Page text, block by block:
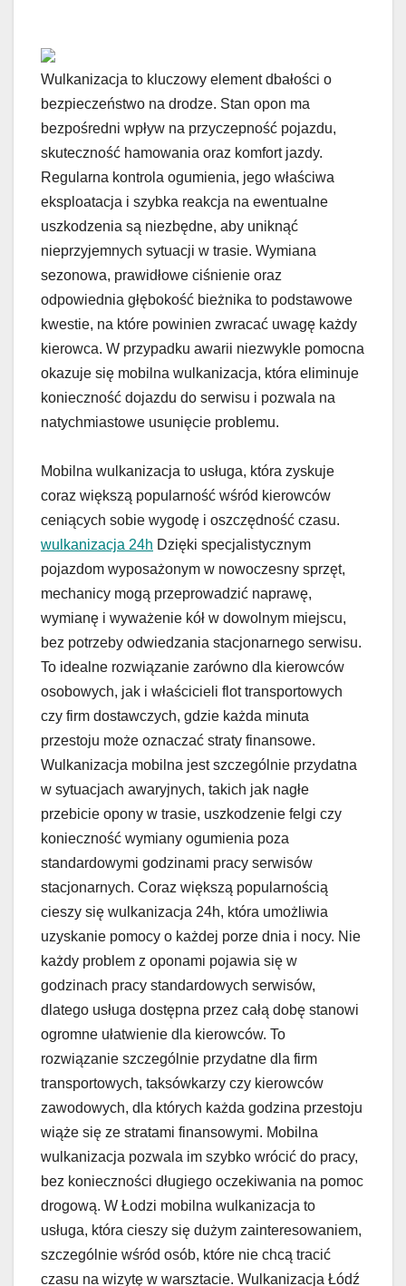
Wulkanizacja to kluczowy element dbałości o
bezpieczeństwo na drodze. Stan opon ma
bezpośredni wpływ na przyczepność pojazdu,
skuteczność hamowania oraz komfort jazdy.
Regularna kontrola ogumienia, jego właściwa
eksploatacja i szybka reakcja na ewentualne
uszkodzenia są niezbędne, aby uniknąć
nieprzyjemnych sytuacji w trasie. Wymiana
sezonowa, prawidłowe ciśnienie oraz
odpowiednia głębokość bieżnika to podstawowe
kwestie, na które powinien zwracać uwagę każdy
kierowca. W przypadku awarii niezwykle pomocna
okazuje się mobilna wulkanizacja, która eliminuje
konieczność dojazdu do serwisu i pozwala na
natychmiastowe usunięcie problemu.
Mobilna wulkanizacja to usługa, która zyskuje
coraz większą popularność wśród kierowców
ceniących sobie wygodę i oszczędność czasu.
wulkanizacja 24h Dzięki specjalistycznym
pojazdom wyposażonym w nowoczesny sprzęt,
mechanicy mogą przeprowadzić naprawę,
wymianę i wyważenie kół w dowolnym miejscu,
bez potrzeby odwiedzania stacjonarnego serwisu.
To idealne rozwiązanie zarówno dla kierowców
osobowych, jak i właścicieli flot transportowych
czy firm dostawczych, gdzie każda minuta
przestoju może oznaczać straty finansowe.
Wulkanizacja mobilna jest szczególnie przydatna
w sytuacjach awaryjnych, takich jak nagłe
przebicie opony w trasie, uszkodzenie felgi czy
konieczność wymiany ogumienia poza
standardowymi godzinami pracy serwisów
stacjonarnych. Coraz większą popularnością
cieszy się wulkanizacja 24h, która umożliwia
uzyskanie pomocy o każdej porze dnia i nocy. Nie
każdy problem z oponami pojawia się w
godzinach pracy standardowych serwisów,
dlatego usługa dostępna przez całą dobę stanowi
ogromne ułatwienie dla kierowców. To
rozwiązanie szczególnie przydatne dla firm
transportowych, taksówkarzy czy kierowców
zawodowych, dla których każda godzina przestoju
wiąże się ze stratami finansowymi. Mobilna
wulkanizacja pozwala im szybko wrócić do pracy,
bez konieczności długiego oczekiwania na pomoc
drogową. W Łodzi mobilna wulkanizacja to
usługa, która cieszy się dużym zainteresowaniem,
szczególnie wśród osób, które nie chcą tracić
czasu na wizytę w warsztacie. Wulkanizacja Łódź